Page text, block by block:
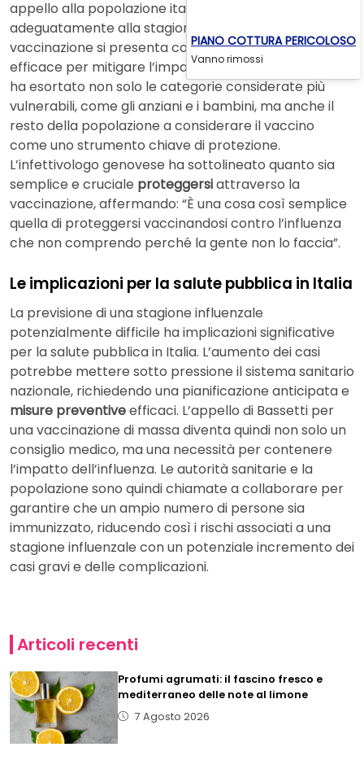
appello alla popolazione italiana affinché si prepari
adeguatamente alla stagione influenzale. La
vaccinazione si presenta come la soluzione più
efficace per mitigare l’impatto dell’influenza. Bassetti
ha esortato non solo le categorie considerate più
vulnerabili, come gli anziani e i bambini, ma anche il
resto della popolazione a considerare il vaccino
come uno strumento chiave di protezione.
L’infettivologo genovese ha sottolineato quanto sia
semplice e cruciale proteggersiattraverso la
vaccinazione, affermando: “È una cosa così semplice
quella di proteggersi vaccinandosi contro l’influenza
che non comprendo perché la gente non lo faccia”.
Le implicazioni per la salute pubblica in Italia
La previsione di una stagione influenzale
potenzialmente difficile ha implicazioni significative
per la salute pubblica in Italia. L’aumento dei casi
potrebbe mettere sotto pressione il sistema sanitario
nazionale, richiedendo una pianificazione anticipata e
misure preventiveefficaci. L’appello di Bassetti per
una vaccinazione di massa diventa quindi non solo un
consiglio medico, ma una necessità per contenere
l’impatto dell’influenza. Le autorità sanitarie e la
popolazione sono quindi chiamate a collaborare per
garantire che un ampio numero di persone sia
immunizzato, riducendo così i rischi associati a una
stagione influenzale con un potenziale incremento dei
casi gravi e delle complicazioni.
Articoli recenti
Profumi agrumati: il fascino fresco e
mediterraneo delle note al limone
7 Agosto 2026
PIANO COTTURA PERICOLOSO
Vanno rimossi